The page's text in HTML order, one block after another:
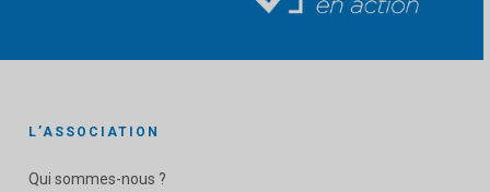
L’ASSOCIATION
Qui sommes-nous ?